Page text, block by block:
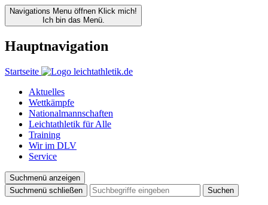
Navigations Menu öffnen Klick mich!
Ich bin das Menü.
Hauptnavigation
Startseite
Aktuelles
Wettkämpfe
Nationalmannschaften
Leichtathletik für Alle
Training
Wir im DLV
Service
Suchmenü anzeigen
Suchmenü schließen
Suchen